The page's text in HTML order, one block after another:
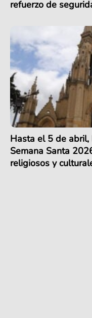
refuerzo de
Hasta el 5 de
Semana Santa
religiosos y